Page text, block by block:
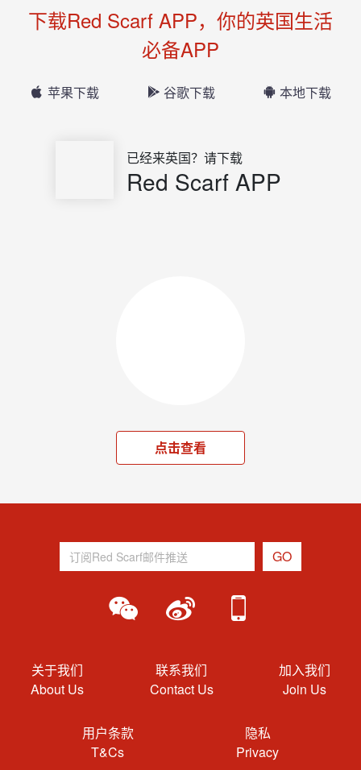
下载Red Scarf APP，你的英国生活
必备APP
苹果下载 谷歌下载 本地下载
已经来英国？请下载
Red Scarf APP
点击查看
关于我们
About Us
联系我们
Contact Us
加入我们
Join Us
用户条款
T&Cs
隐私
Privacy